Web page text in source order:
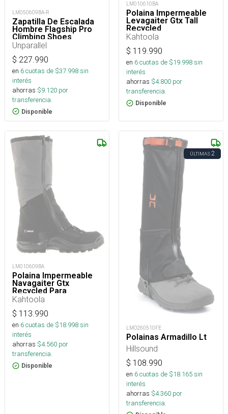
LM050609BA-R
Zapatilla De Escalada
Hombre Flagship Pro
Climbing Shoes
Unparallel
$ 227.990
en 6cuotas de $37.998sin
interés
ahorras $9.120 por
transferencia.
Disponible
LM010610BA
Polaina Impermeable
Levagaiter Gtx Tall
Recycled
Kahtoola
$ 119.990
en 6cuotas de $19.998sin
interés
ahorras $4.800 por
transferencia.
Disponible
LM010609BA
Polaina Impermeable
Navagaiter Gtx
Recycled Para
Trekking, Nieve Y
Kahtoola
$ 113.990
en 6cuotas de $18.998sin
interés
ahorras $4.560 por
transferencia.
Disponible
ÚLTIMAS2
LMO260510FE
Polainas Armadillo Lt
Hillsound
$ 108.990
en 6cuotas de $18.165sin
interés
ahorras $4.360 por
transferencia.